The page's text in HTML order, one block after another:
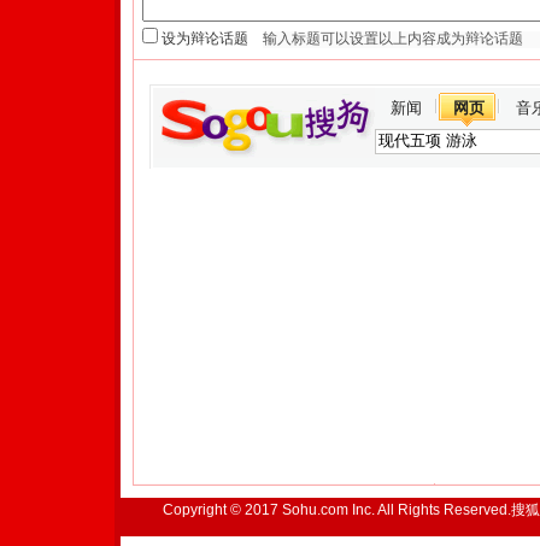
设为辩论话题
新闻 网页 音
Copyright © 2017 Sohu.com Inc. All Rights Reserved.搜